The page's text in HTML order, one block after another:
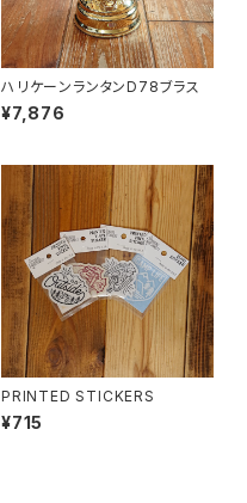
ハリケーンランタンD78ブラス
¥7,876
PRINTED STICKERS
¥715